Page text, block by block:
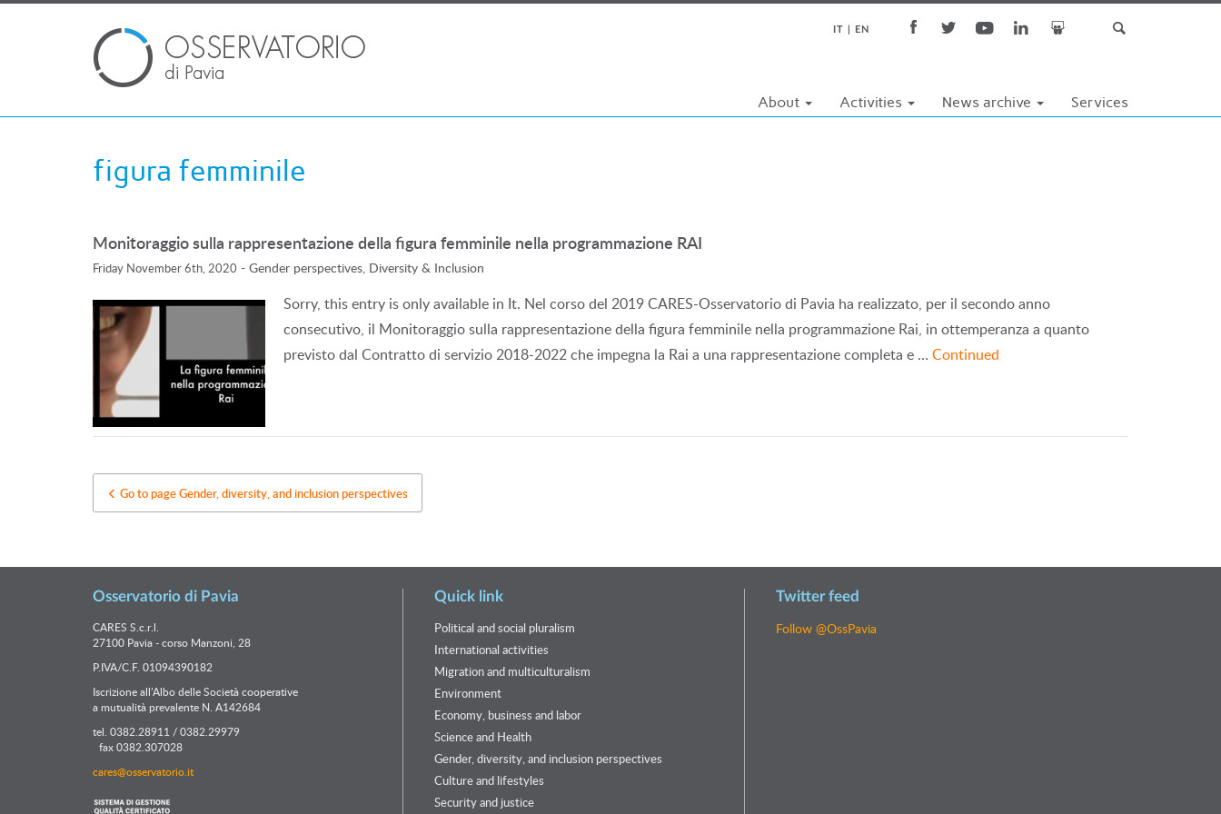
IT EN
About Activities News archive Services
figura femminile
Monitoraggio sulla rappresentazione della figura femminile nella programmazione RAI
Friday November 6th, 2020 - Gender perspectives, Diversity & Inclusion
Sorry, this entry is only available in It. Nel corso del 2019 CARES-Osservatorio di Pavia ha realizzato, per il secondo anno
consecutivo, il Monitoraggio sulla rappresentazione della figura femminile nella programmazione Rai, in ottemperanza a quanto
previsto dal Contratto di servizio 2018-2022 che impegna la Rai a una rappresentazione completa e … Continued
Go to page Gender, diversity, and inclusion perspectives
Osservatorio di Pavia
CARES S.c.r.l.
27100 Pavia - corso Manzoni, 28
P.IVA/C.F. 01094390182
Iscrizione all’Albo delle Società cooperative
a mutualità prevalente N. A142684
tel. 0382.28911 / 0382.29979
fax 0382.307028
cares@osservatorio.it
Quick link
Political and social pluralism
International activities
Migration and multiculturalism
Environment
Economy, business and labor
Science and Health
Gender, diversity, and inclusion perspectives
Culture and lifestyles
Security and justice
Twitter feed
Follow @OssPavia